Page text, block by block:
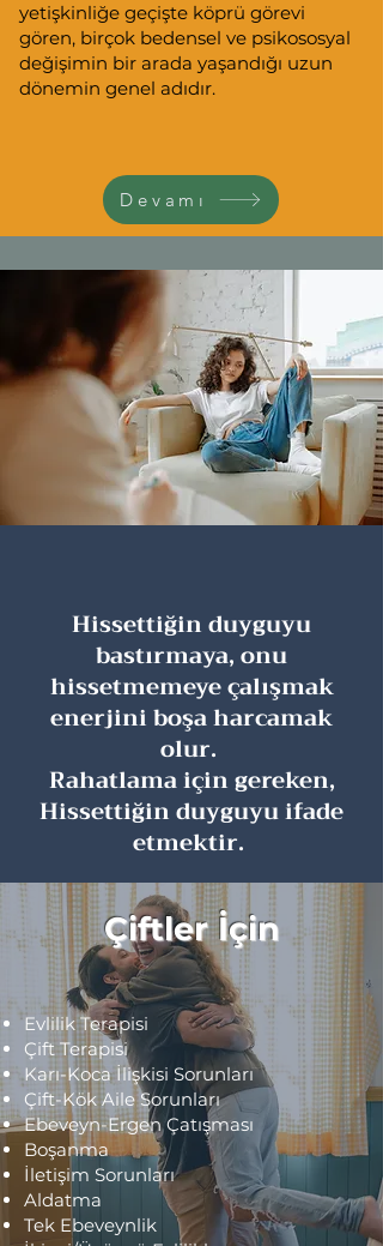
yetişkinliğe geçişte köprü görevi
gören, birçok bedensel ve psikososyal
değişimin bir arada yaşandığı uzun
dönemin genel adıdır.
Devamı
Hissettiğin duyguyu
bastırmaya, onu
hissetmemeye çalışmak
enerjini boşa harcamak
olur.
Rahatlama için gereken,
Hissettiğin duyguyu ifade
etmektir.
Çiftler İçin
Evlilik Terapisi
Çift Terapisi
Karı-Koca İlişkisi Sorunları
Çift-Kök Aile Sorunları
Ebeveyn-Ergen Çatışması
Boşanma
İletişim Sorunları
Aldatma
Tek Ebeveynlik